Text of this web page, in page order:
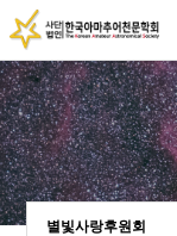
별빛사랑후원회